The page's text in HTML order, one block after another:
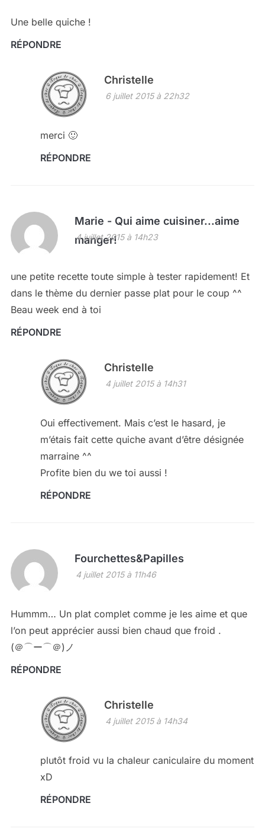
Une belle quiche !
RÉPONDRE
Christelle
6 juillet 2015 à 22h32
merci 🙂
RÉPONDRE
Marie - Qui aime cuisiner...aime
manger!
4 juillet 2015 à 14h23
une petite recette toute simple à tester rapidement! Et
dans le thème du dernier passe plat pour le coup ^^
Beau week end à toi
RÉPONDRE
Christelle
4 juillet 2015 à 14h31
Oui effectivement. Mais c’est le hasard, je
m’étais fait cette quiche avant d’être désignée
marraine ^^
Profite bien du we toi aussi !
RÉPONDRE
Fourchettes&Papilles
4 juillet 2015 à 11h46
Hummm… Un plat complet comme je les aime et que
l’on peut apprécier aussi bien chaud que froid .
(＠⌒ー⌒＠)ノ
RÉPONDRE
Christelle
4 juillet 2015 à 14h34
plutôt froid vu la chaleur caniculaire du moment
xD
RÉPONDRE